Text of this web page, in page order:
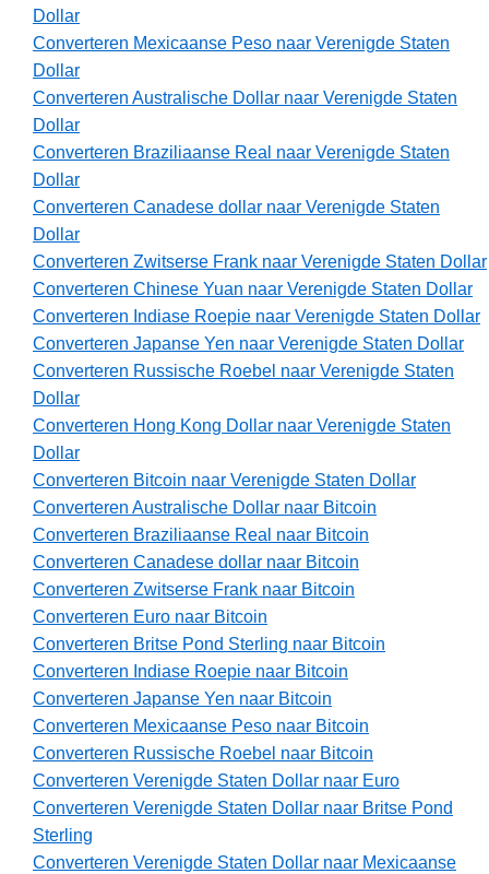
Dollar
Converteren Mexicaanse Peso naar Verenigde Staten
Dollar
Converteren Australische Dollar naar Verenigde Staten
Dollar
Converteren Braziliaanse Real naar Verenigde Staten
Dollar
Converteren Canadese dollar naar Verenigde Staten
Dollar
Converteren Zwitserse Frank naar Verenigde Staten Dollar
Converteren Chinese Yuan naar Verenigde Staten Dollar
Converteren Indiase Roepie naar Verenigde Staten Dollar
Converteren Japanse Yen naar Verenigde Staten Dollar
Converteren Russische Roebel naar Verenigde Staten
Dollar
Converteren Hong Kong Dollar naar Verenigde Staten
Dollar
Converteren Bitcoin naar Verenigde Staten Dollar
Converteren Australische Dollar naar Bitcoin
Converteren Braziliaanse Real naar Bitcoin
Converteren Canadese dollar naar Bitcoin
Converteren Zwitserse Frank naar Bitcoin
Converteren Euro naar Bitcoin
Converteren Britse Pond Sterling naar Bitcoin
Converteren Indiase Roepie naar Bitcoin
Converteren Japanse Yen naar Bitcoin
Converteren Mexicaanse Peso naar Bitcoin
Converteren Russische Roebel naar Bitcoin
Converteren Verenigde Staten Dollar naar Euro
Converteren Verenigde Staten Dollar naar Britse Pond
Sterling
Converteren Verenigde Staten Dollar naar Mexicaanse